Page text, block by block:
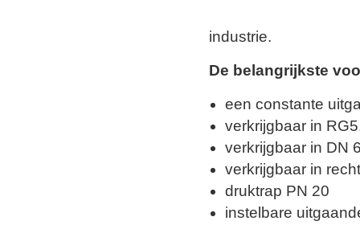
industrie.
De belangrijkste
een constante
verkrijgbaar in
verkrijgbaar in DN
verkrijgbaar in
druktrap PN 20
instelbare